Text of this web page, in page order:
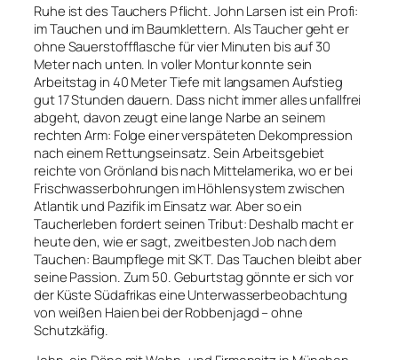
Ruhe ist des Tauchers Pflicht. John Larsen ist ein Profi:
im Tauchen und im Baumklettern. Als Taucher geht er
ohne Sauerstoffflasche für vier Minuten bis auf 30
Meter nach unten. In voller Montur konnte sein
Arbeitstag in 40 Meter Tiefe mit langsamen Aufstieg
gut 17 Stunden dauern. Dass nicht immer alles unfallfrei
abgeht, davon zeugt eine lange Narbe an seinem
rechten Arm: Folge einer verspäteten Dekompression
nach einem Rettungseinsatz. Sein Arbeitsgebiet
reichte von Grönland bis nach Mittelamerika, wo er bei
Frischwasserbohrungen im Höhlensystem zwischen
Atlantik und Pazifik im Einsatz war. Aber so ein
Taucherleben fordert seinen Tribut: Deshalb macht er
heute den, wie er sagt, zweitbesten Job nach dem
Tauchen: Baumpflege mit SKT. Das Tauchen bleibt aber
seine Passion. Zum 50. Geburtstag gönnte er sich vor
der Küste Südafrikas eine Unterwasserbeobachtung
von weißen Haien bei der Robbenjagd – ohne
Schutzkäfig.